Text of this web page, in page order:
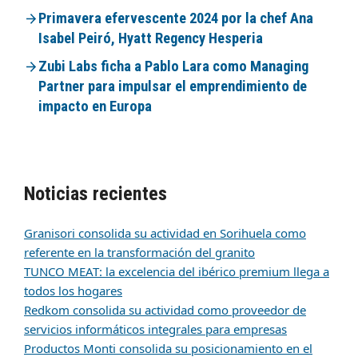
Primavera efervescente 2024 por la chef Ana
Isabel Peiró, Hyatt Regency Hesperia
Zubi Labs ficha a Pablo Lara como Managing
Partner para impulsar el emprendimiento de
impacto en Europa
Noticias recientes
Granisori consolida su actividad en Sorihuela como
referente en la transformación del granito
TUNCO MEAT: la excelencia del ibérico premium llega a
todos los hogares
Redkom consolida su actividad como proveedor de
servicios informáticos integrales para empresas
Productos Monti consolida su posicionamiento en el